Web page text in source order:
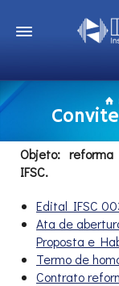
Objeto:
IFSC.
Edital IFSC
Ata de
Proposta e
Termo de
Contrato